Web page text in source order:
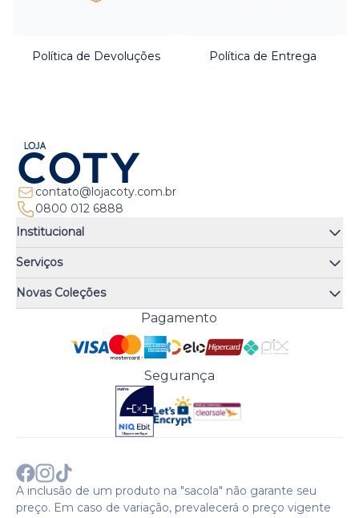
Política de Devoluções Política de Entrega
contato@lojacoty.com.br
0800 012 6888
Institucional
Quem somos
Quiz de fragrâncias
Trocas e Devoluções
Troque Fácil
Perguntas Frequentes
Política de Pagamento
Política de Entrega
Política de Privacidade
Comprar com CNPJ?
Sobre a COTY no mundo
Serviços
Atendimento
Meus Pedidos
Trabalhe Conosco
Preferências de Cookies
Novas Coleções
Cenoura & Bronze
Pagamento
Segurança
A inclusão de um produto na "sacola" não garante seu
preço. Em caso de variação, prevalecerá o preço vigente